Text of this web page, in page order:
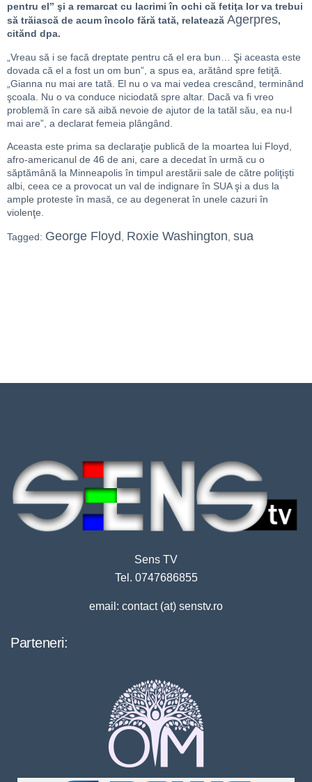
pentru el” şi a remarcat cu lacrimi în ochi că fetiţa lor va trebui
să trăiască de acum încolo fără tată, relatează Agerpres,
citănd dpa.
„Vreau să i se facă dreptate pentru că el era bun… Şi aceasta este
dovada că el a fost un om bun”, a spus ea, arătând spre fetiţă.
„Gianna nu mai are tată. El nu o va mai vedea crescând, terminând
şcoala. Nu o va conduce niciodată spre altar. Dacă va fi vreo
problemă în care să aibă nevoie de ajutor de la tatăl său, ea nu-l
mai are”, a declarat femeia plângând.
Aceasta este prima sa declaraţie publică de la moartea lui Floyd,
afro-americanul de 46 de ani, care a decedat în urmă cu o
săptămână la Minneapolis în timpul arestării sale de către poliţişti
albi, ceea ce a provocat un val de indignare în SUA şi a dus la
ample proteste în masă, ce au degenerat în unele cazuri în
violenţe.
Tagged: George Floyd Roxie Washington sua
Sens TV
Tel. 0747686855
email: contact (at) senstv.ro
Parteneri: